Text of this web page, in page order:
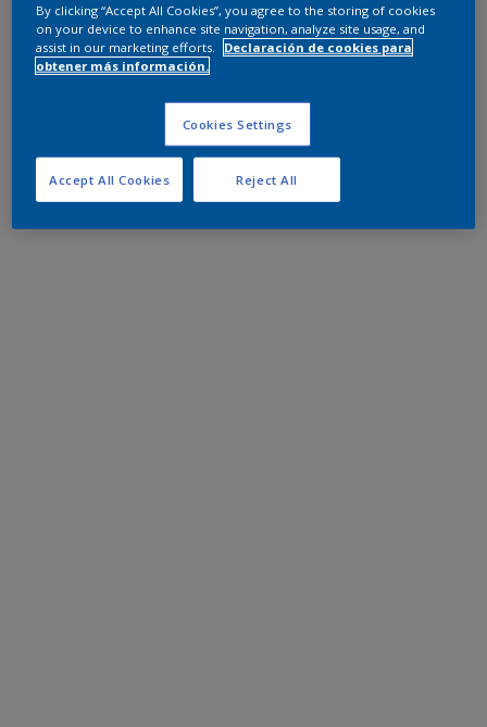
By clicking “Accept All Cookies”, you agree to the storing of cookies
on your device to enhance site navigation, analyze site usage, and
assist in our marketing efforts.
Declaración de cookies para
obtener más información.
Cookies Settings
Reject All
Accept All Cookies